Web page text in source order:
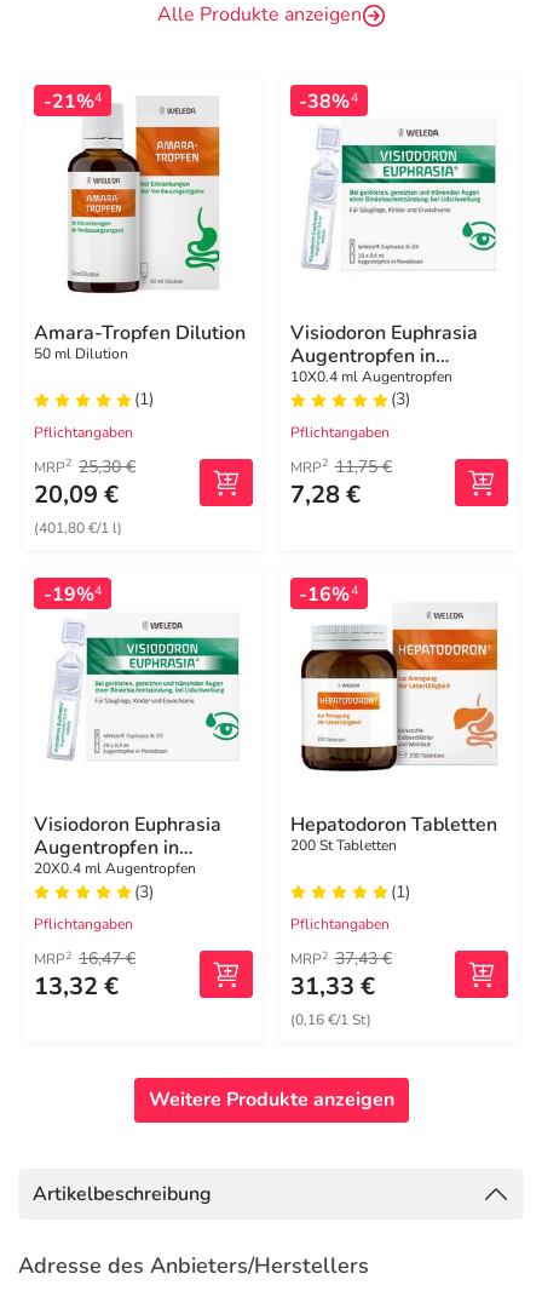
Alle Produkte anzeigen
-21%4
Amara-Tropfen Dilution
50 ml Dilution
(1)
Pflichtangaben
MRP2 25,30 €
20,09 €
(401,80 €/1 l)
-38%4
Visiodoron Euphrasia
Augentropfen in
Monodosen
10X0.4 ml Augentropfen
(3)
Pflichtangaben
MRP2 11,75 €
7,28 €
-19%4
Visiodoron Euphrasia
Augentropfen in
Monodosen
20X0.4 ml Augentropfen
(3)
Pflichtangaben
MRP2 16,47 €
13,32 €
-16%4
Hepatodoron Tabletten
200 St Tabletten
(1)
Pflichtangaben
MRP2 37,43 €
31,33 €
(0,16 €/1 St)
Weitere Produkte anzeigen
Artikelbeschreibung
Adresse des Anbieters/Herstellers